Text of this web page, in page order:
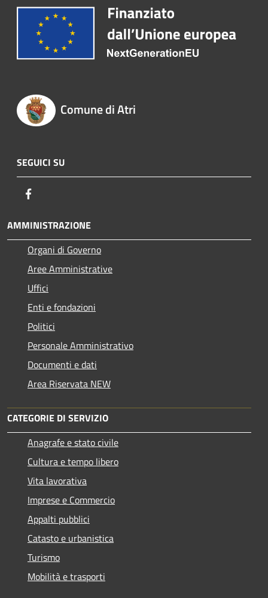
Comune di Atri
SEGUICI SU
AMMINISTRAZIONE
Organi di Governo
Aree Amministrative
Uffici
Enti e fondazioni
Politici
Personale Amministrativo
Documenti e dati
Area Riservata NEW
CATEGORIE DI SERVIZIO
Anagrafe e stato civile
Cultura e tempo libero
Vita lavorativa
Imprese e Commercio
Appalti pubblici
Catasto e urbanistica
Turismo
Mobilità e trasporti